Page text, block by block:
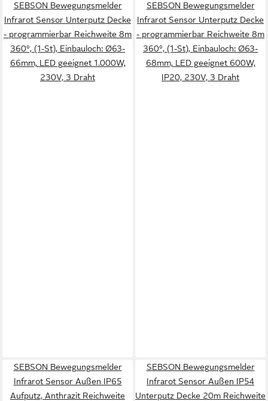
SEBSON Bewegungsmelder
Infrarot Sensor Unterputz Decke
- programmierbar Reichweite 8m
360°, (1-St), Einbauloch: Ø63-
66mm, LED geeignet 1.000W,
230V, 3 Draht
SEBSON Bewegungsmelder
Infrarot Sensor Unterputz Decke
- programmierbar Reichweite 8m
360°, (1-St), Einbauloch: Ø63-
68mm, LED geeignet 600W,
IP20, 230V, 3 Draht
SEBSON Bewegungsmelder
Infrarot Sensor Außen IP65
Aufputz, Anthrazit Reichweite
SEBSON Bewegungsmelder
Infrarot Sensor Außen IP54
Unterputz Decke 20m Reichweite